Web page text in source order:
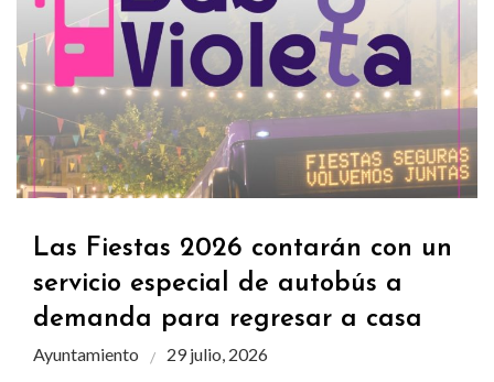
Las Fiestas 2026 contarán con un
servicio especial de autobús a
demanda para regresar a casa
Ayuntamiento 29 julio, 2026